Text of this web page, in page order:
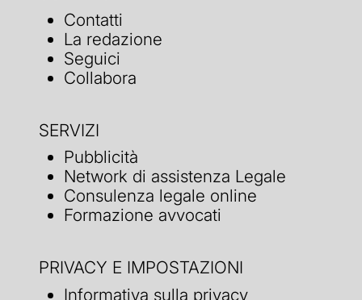
Contatti
La redazione
Seguici
Collabora
SERVIZI
Pubblicità
Network di assistenza Legale
Consulenza legale online
Formazione avvocati
PRIVACY E IMPOSTAZIONI
Informativa sulla privacy